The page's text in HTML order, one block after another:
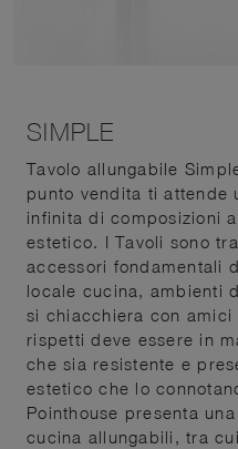
SIMPLE
Tavolo allungabile
punto vendita ti attende
infinita di composizioni
estetico. I Tavoli sono
accessori fondamentali
locale cucina, ambienti
si chiacchiera con
rispetti deve essere in
che sia resistente e
estetico che lo
Pointhouse presenta
cucina allungabili, tra